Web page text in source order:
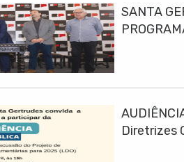
SANTA
Diretrizes